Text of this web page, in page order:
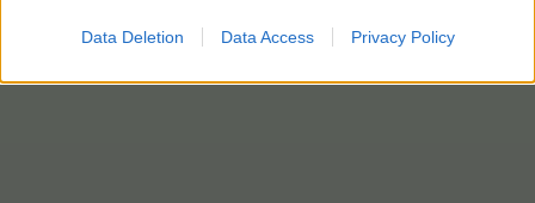
Data Deletion Data Access Privacy Policy